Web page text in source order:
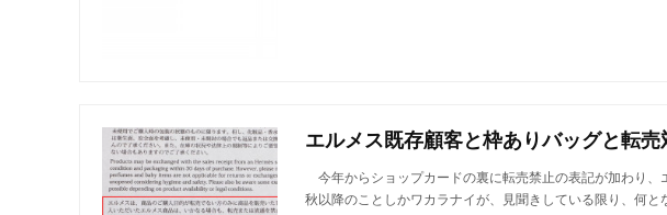
エルメス既存顧客と枠ありバッグと転売
今年からショップカードの裏に転売禁止の表記が加わり
秋以降のことしかワカラナイが、見聞きしている限り、何